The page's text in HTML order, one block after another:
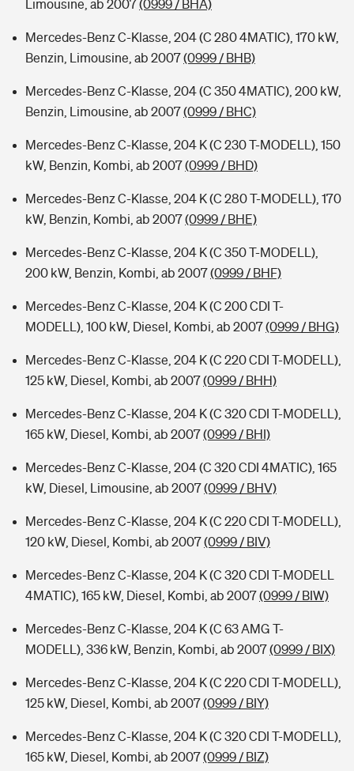
Limousine, ab 2007 (0999 / BHA)
Mercedes-Benz C-Klasse, 204 (C 280 4MATIC), 170 kW,
Benzin, Limousine, ab 2007(0999 / BHB)
Mercedes-Benz C-Klasse, 204 (C 350 4MATIC), 200 kW,
Benzin, Limousine, ab 2007(0999 / BHC)
Mercedes-Benz C-Klasse, 204 K (C 230 T-MODELL), 150
kW, Benzin, Kombi, ab 2007(0999 / BHD)
Mercedes-Benz C-Klasse, 204 K (C 280 T-MODELL), 170
kW, Benzin, Kombi, ab 2007(0999 / BHE)
Mercedes-Benz C-Klasse, 204 K (C 350 T-MODELL),
200 kW, Benzin, Kombi, ab 2007(0999 / BHF)
Mercedes-Benz C-Klasse, 204 K (C 200 CDI T-
MODELL), 100 kW, Diesel, Kombi, ab 2007(0999 / BHG)
Mercedes-Benz C-Klasse, 204 K (C 220 CDI T-MODELL),
125 kW, Diesel, Kombi, ab 2007(0999 / BHH)
Mercedes-Benz C-Klasse, 204 K (C 320 CDI T-MODELL),
165 kW, Diesel, Kombi, ab 2007(0999 / BHI)
Mercedes-Benz C-Klasse, 204 (C 320 CDI 4MATIC), 165
kW, Diesel, Limousine, ab 2007(0999 / BHV)
Mercedes-Benz C-Klasse, 204 K (C 220 CDI T-MODELL),
120 kW, Diesel, Kombi, ab 2007(0999 / BIV)
Mercedes-Benz C-Klasse, 204 K (C 320 CDI T-MODELL
4MATIC), 165 kW, Diesel, Kombi, ab 2007(0999 / BIW)
Mercedes-Benz C-Klasse, 204 K (C 63 AMG T-
MODELL), 336 kW, Benzin, Kombi, ab 2007(0999 / BIX)
Mercedes-Benz C-Klasse, 204 K (C 220 CDI T-MODELL),
125 kW, Diesel, Kombi, ab 2007(0999 / BIY)
Mercedes-Benz C-Klasse, 204 K (C 320 CDI T-MODELL),
165 kW, Diesel, Kombi, ab 2007(0999 / BIZ)